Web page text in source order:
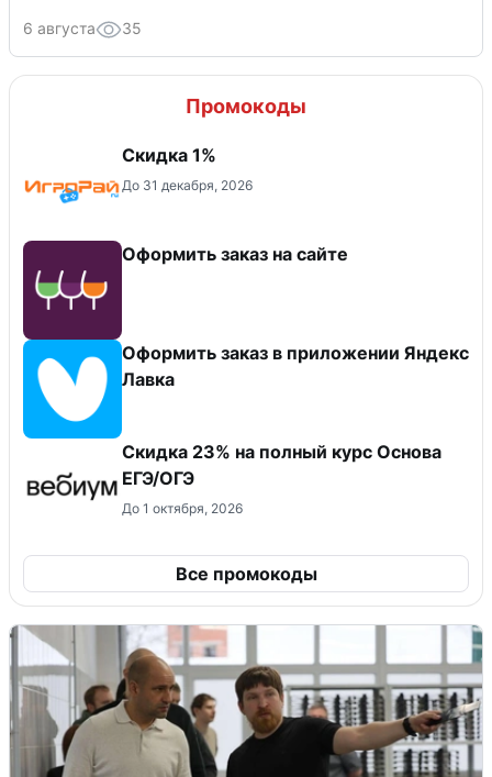
6 августа 35
Промокоды
Скидка 1%
До 31 декабря, 2026
Оформить заказ на сайте
Оформить заказ в приложении Яндекс
Лавка
Скидка 23% на полный курс Основа
ЕГЭ/ОГЭ
До 1 октября, 2026
Все промокоды